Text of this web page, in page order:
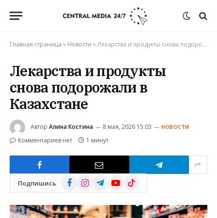
Главная страница » Новости »Лекарства и продукты снова подорожали в Казахстане
Лекарства и продукты
снова подорожали в
Казахстане
Автор Алина Костина 8 мая, 2026 15:03 НОВОСТИ
Комментариев нет 1 минут
Подпишись FacebookInstagramTelegramYouTube
TikTok